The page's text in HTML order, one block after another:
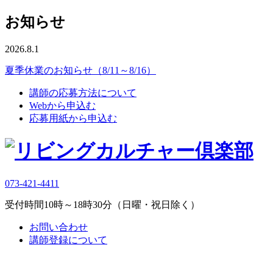
お知らせ
2026.8.1
夏季休業のお知らせ（8/11～8/16）
講師の応募方法について
Webから申込む
応募用紙から申込む
073-421-4411
受付時間10時～18時30分（日曜・祝日除く）
お問い合わせ
講師登録について